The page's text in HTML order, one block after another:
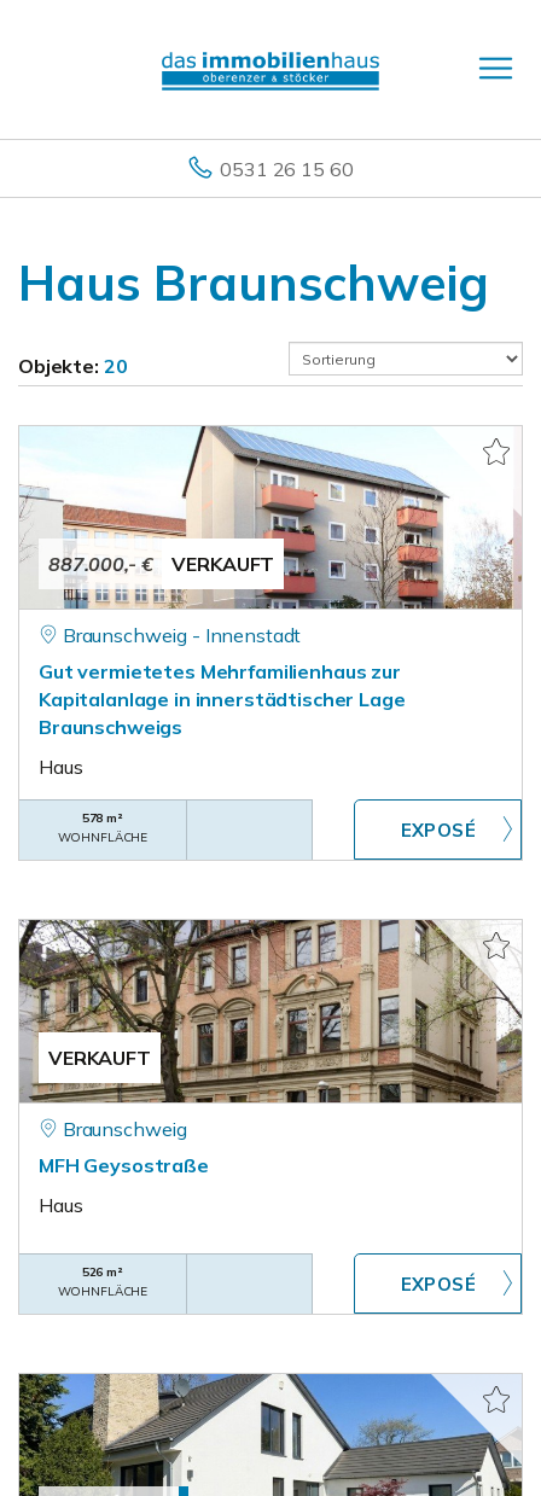
0531 26 15 60
Haus Braunschweig
Objekte: 20
887.000,- € VERKAUFT
Braunschweig - Innenstadt
Gut vermietetes Mehrfamilienhaus zur
Kapitalanlage in innerstädtischer Lage
Braunschweigs
Haus
578 m²
WOHNFLÄCHE
VERKAUFT
Braunschweig
MFH Geysostraße
Haus
526 m²
WOHNFLÄCHE